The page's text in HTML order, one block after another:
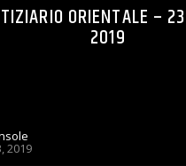
ORIENTALE –
2019
2019